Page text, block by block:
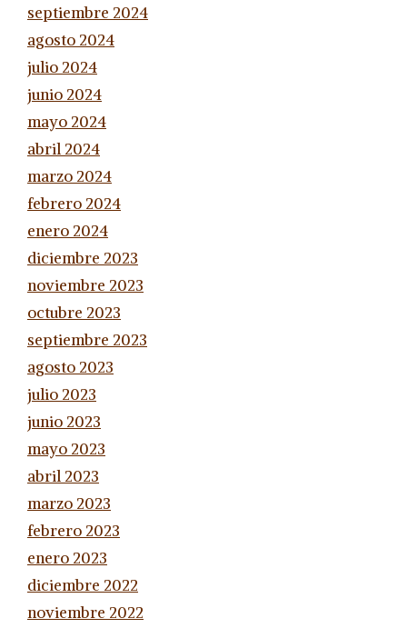
septiembre 2024
agosto 2024
julio 2024
junio 2024
mayo 2024
abril 2024
marzo 2024
febrero 2024
enero 2024
diciembre 2023
noviembre 2023
octubre 2023
septiembre 2023
agosto 2023
julio 2023
junio 2023
mayo 2023
abril 2023
marzo 2023
febrero 2023
enero 2023
diciembre 2022
noviembre 2022